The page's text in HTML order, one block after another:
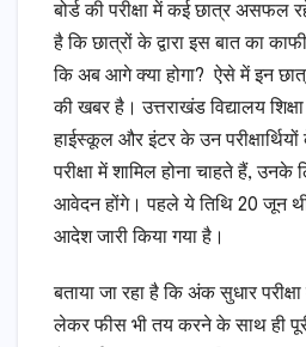
बोर्ड की परीक्षा में कई छात्र असफल
है कि छात्रों के द्वारा इस बात का
कि अब आगे क्या होगा? ऐसे में इन
की खबर है। उत्तराखंड विद्यालय
हाईस्कूल और इंटर के उन
परीक्षा में शामिल होना चाहते हैं, उनके
आवेदन होंगे। पहले ये तिथि 20 जून
आदेश जारी किया गया है।
बताया जा रहा है कि अंक सुधार
लेकर फीस भी तय करने के साथ ही